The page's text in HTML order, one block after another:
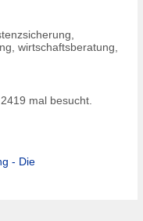
wirtschaftsberatung,
mal besucht.
- Die